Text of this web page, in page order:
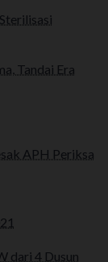
Tandai Era
APH Periksa
dari 4 Dusun